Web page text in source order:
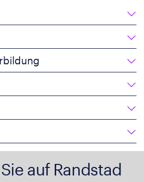
auf Randstad